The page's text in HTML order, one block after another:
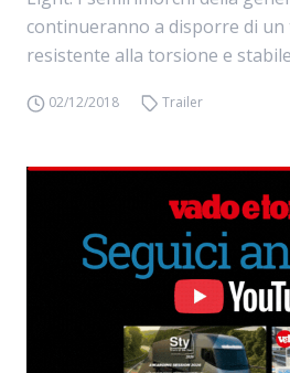
continueranno a disporre di un
resistente alla torsione e
02/12/2018 Trailer